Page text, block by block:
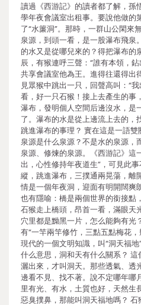
讀過《西游記》的讀者都了解，孫
學年夜會議室出租事。要說他做的
了“水簾洞”。那時，一群山公閑來
泉源，到頭一看，是一股瀑布飛
的水又是從哪兒來的？得把瀑布的
辰，有猴連呼三聲：“誰有本領，
共享會議室他為王。進得往還得出
見眾猴中跳出一只，回聲高叫：“
看，好一只石猴！接上去產生的事
瀑布，發明個人空間后邊沒水，是
了。瀑布的水是從上邊流上去的，
跳進瀑布的事理？ 實在這是一語雙
泉源是什么泉源？不是水的泉源，
泉源、修煉的泉源。《西游記》這
出，心性修持年夜道生”，可見此
縱，跳進瀑布，三撲通兩晃蕩，離
情是一個年夜洞，迎面有明開闊爽
也有隱喻：橋是兩個世界的銜接點
石猴走上橋頭，昂首一看，滿眼天
穴里都是黝黑一片，怎么能夠有光
有“一竿兩竿修竹，三點五點梅花
現代的一個文明知識，叫“洞天福
什么意思，洞和天有什么關系？
灑出來，才叫洞天。那些透氣、透
邊看不見、找不著。說不定哪年哪
里有光、有水，土質也好，天然生
惡臭撲鼻，那能叫洞天福地嗎？